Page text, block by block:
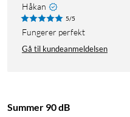
Håkan
5/5
Fungerer perfekt
Gå til kundeanmeldelsen
Summer 90 dB